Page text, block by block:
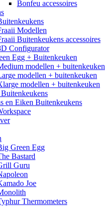
Bonfeu accessoires
Modellen
Buitenkeukens accessoires
Configurator
Egg + Buitenkeuken
modellen + buitenkeuken
modellen + buitenkeuken
modellen + buitenkeuken
en Eiken Buitenkeukens
Green Egg
Bastard
Guru
Joe
Thermometers